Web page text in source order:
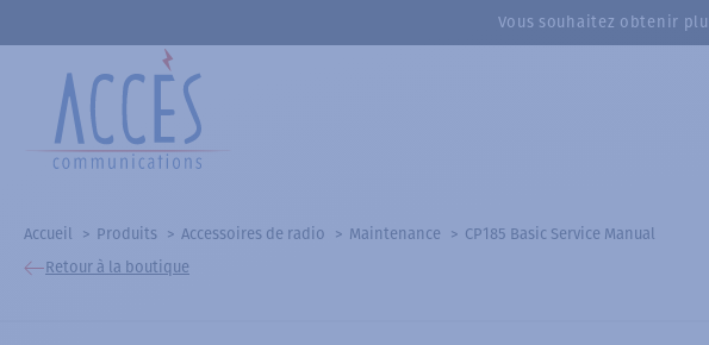
Vous souhaitez obtenir
Accueil Produits Accessoires de radio Maintenance
CP185 Basic Service Manual
Retour à la boutique